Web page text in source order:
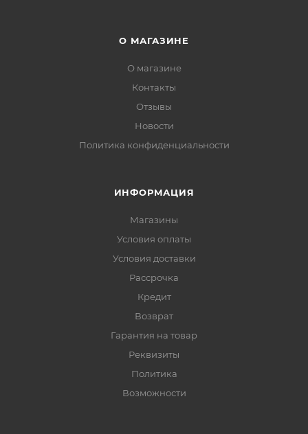
О МАГАЗИНЕ
О магазине
Контакты
Отзывы
Новости
Политика конфиденциальности
ИНФОРМАЦИЯ
Магазины
Условия оплаты
Условия доставки
Рассрочка
Кредит
Возврат
Гарантия на товар
Реквизиты
Политика
Возможности